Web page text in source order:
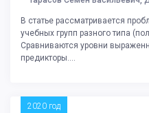
В статье рассматривается
учебных групп разного типа
Сравниваются уровни
предикторы....
2020 год